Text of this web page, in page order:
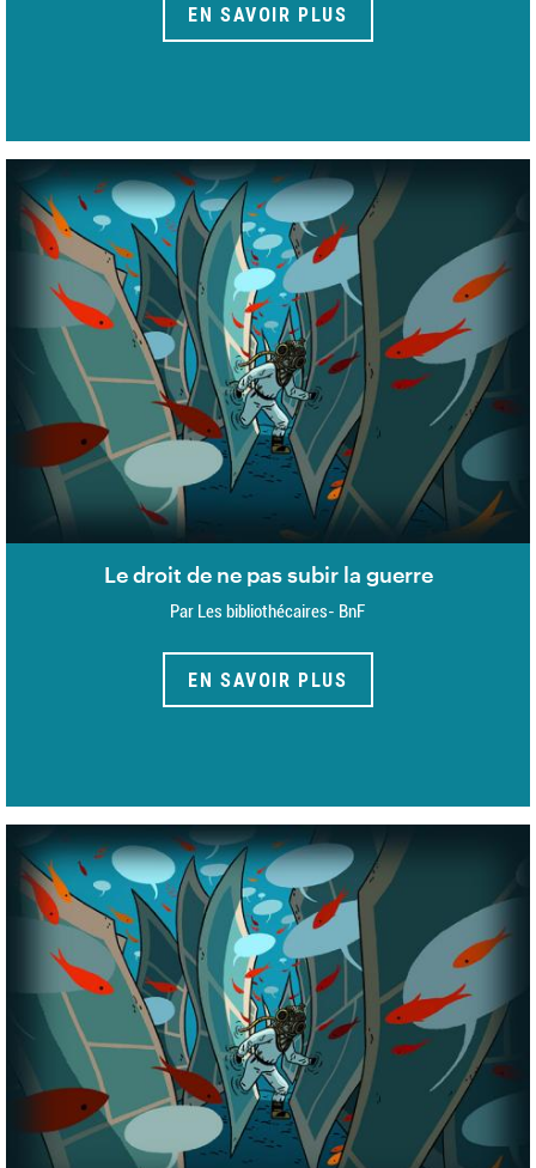
EN SAVOIR PLUS
Le droit de ne pas subir la guerre
Par Les bibliothécaires- BnF
EN SAVOIR PLUS